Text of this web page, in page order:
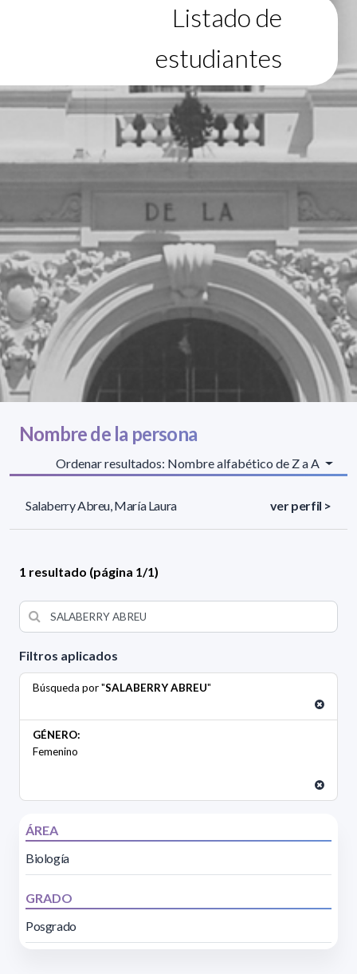
Listado de
estudiantes
Filtros aplicados
Búsqueda por "SALABERRY ABREU"
GÉNERO:
Femenino
ÁREA
Biología
GRADO
Posgrado
Nombre de la persona
Ordenar resultados: Nombre alfabético de Z a A
Salaberry Abreu, María Laura ver perfil >
1 resultado (página 1/1)